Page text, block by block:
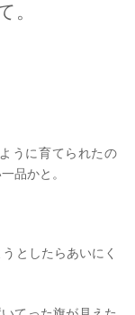
。
うに育てられたの
品かと。
としたらあいにく